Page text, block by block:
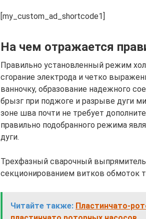
[my_custom_ad_shortcode1]
На чем отражается
Правильно установленный режим
сгорание электрода и четко
ванночку, образование надежного
брызг при поджоге и разрыве дуги
зоне шва почти не требует
правильно подобранного режима
дуги.
Трехфазный сварочный выпрямитель
секционированием витков обмоток
Читайте также: Пластинчато-